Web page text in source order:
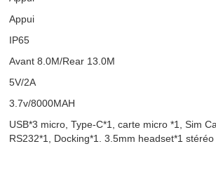
Appui
IP65
Avant 8.0M/Rear 13.0M
5V/2A
3.7v/8000MAH
USB*3 micro, Type-C*1, carte micro *1, Sim
RS232*1, Docking*1. 3.5mm headset*1